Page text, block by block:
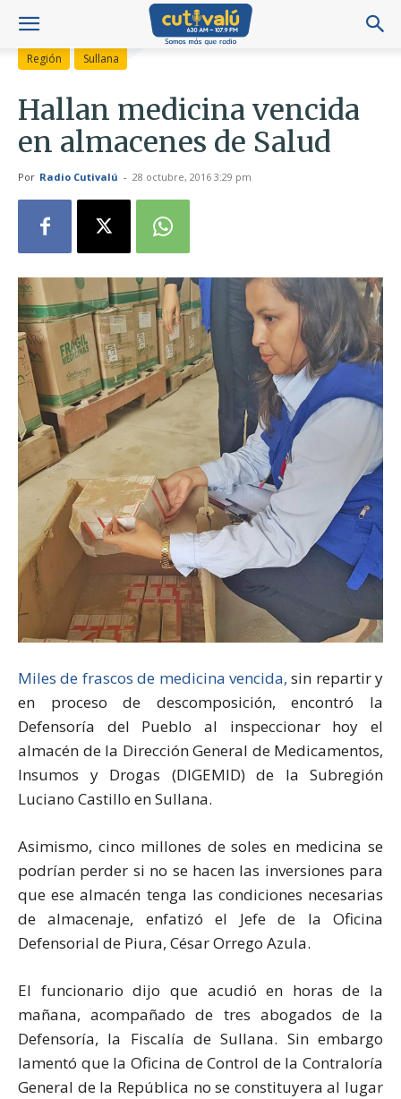
Región Sullana
Hallan medicina vencida
en almacenes de Salud
Por Radio Cutivalú - 28 octubre, 2016 3:29 pm
Miles de frascos de medicina vencida,sin repartir y
en proceso de descomposición, encontró la
Defensoría del Pueblo al inspeccionar hoy el
almacén de la Dirección General de Medicamentos,
Insumos y Drogas (DIGEMID) de la Subregión
Luciano Castillo en Sullana.
Asimismo, cinco millones de soles en medicina se
podrían perder si no se hacen las inversiones para
que ese almacén tenga las condiciones necesarias
de almacenaje, enfatizó el Jefe de la Oficina
Defensorial de Piura, César Orrego Azula.
El funcionario dijo que acudió en horas de la
mañana, acompañado de tres abogados de la
Defensoría, la Fiscalía de Sullana. Sin embargo
lamentó que la Oficina de Control de la Contraloría
General de la República no se constituyera al lugar